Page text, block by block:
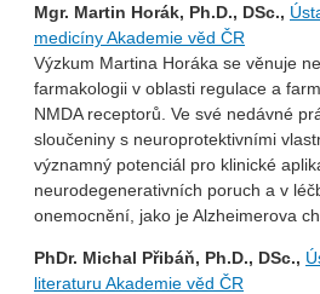
Mgr. Martin Horák, Ph.D., DSc.,
medicíny Akademie věd ČR
Výzkum Martina Horáka se věnuje
farmakologii v oblasti regulace a
NMDA receptorů. Ve své nedávné
sloučeniny s neuroprotektivními
významný potenciál pro klinické
neurodegenerativních poruch a v
onemocnění, jako je Alzheimerova
PhDr. Michal Přibáň, Ph.D., DSc.,
literaturu Akademie věd ČR